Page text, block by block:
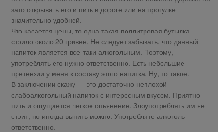
зато открывать его и пить в дороге или на прогулке
значительно удобней.
Что касается цены, то одна такая поллитровая бутылка
стоило около 20 гривен. Не следует забывать, что данный
напиток является все-таки алкогольным. Поэтому,
употреблять его нужно ответственно. Есть небольшие
претензии у меня к составу этого напитка. Ну, то такое.
В заключении скажу — это достаточно неплохой
слабоалкогольный напиток с интересным вкусом. Приятно
пить и ощущается легкое опьянение. Злоупотреблять им не
стоит, но иногда выпить можно. Употребляте алкоголь
ответственно.